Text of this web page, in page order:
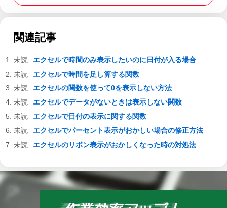
関連記事
エクセルで時間のみ表示したいのに日付が入る場合
エクセルで時間を足し算する関数
エクセルの関数を使って0を表示しない方法
エクセルでデータがないときは表示しない関数
エクセルで日付の表示に関する関数
エクセルでパーセント表示がおかしい場合の修正方法
エクセルのリボン表示がおかしくなった時の対処法